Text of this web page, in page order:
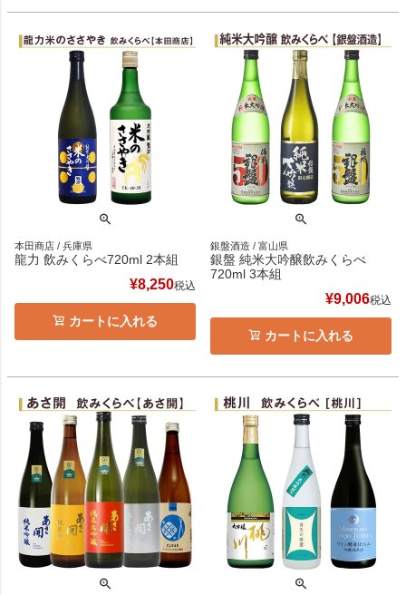
本田商店 / 兵庫県
龍力 飲みくらべ720ml 2本組
¥8,250税込
カートに入れる
銀盤酒造 / 富山県
銀盤 純米大吟醸飲みくらべ
720ml 3本組
¥9,006税込
カートに入れる